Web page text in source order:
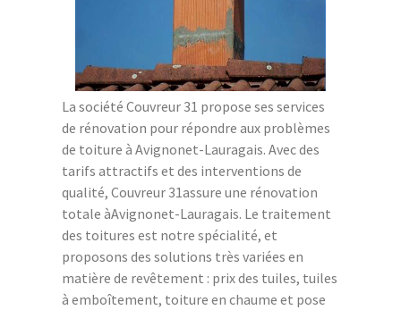
La société Couvreur 31 propose ses services
de rénovation pour répondre aux problèmes
de toiture à Avignonet-Lauragais. Avec des
tarifs attractifs et des interventions de
qualité, Couvreur 31assure une rénovation
totale àAvignonet-Lauragais. Le traitement
des toitures est notre spécialité, et
proposons des solutions très variées en
matière de revêtement : prix des tuiles, tuiles
à emboîtement, toiture en chaume et pose